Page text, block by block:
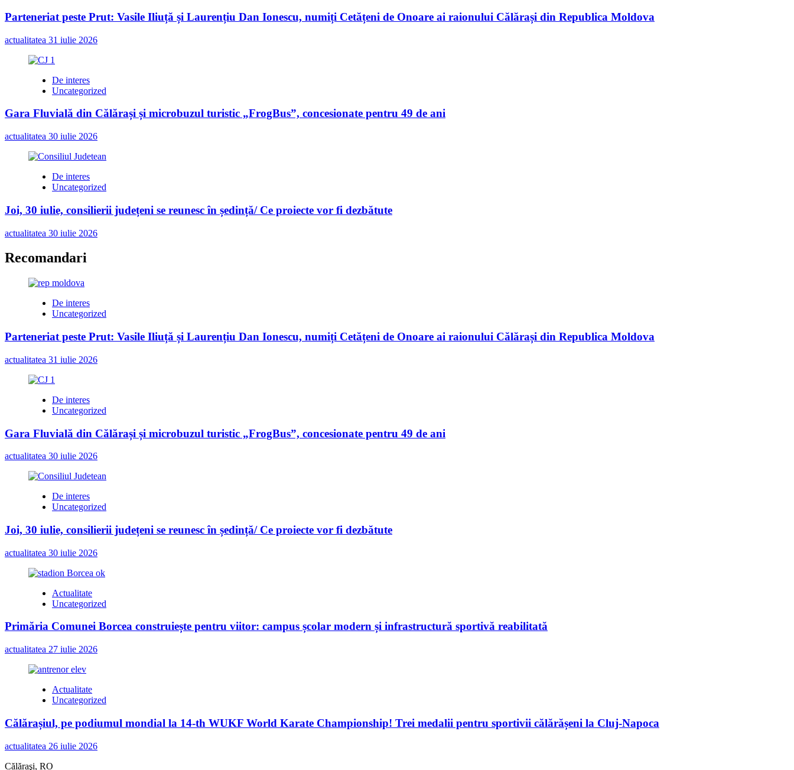
Parteneriat peste Prut: Vasile Iliuță și Laurențiu Dan Ionescu, numiți Cetățeni de Onoare ai raionului Călărași din Republica Moldova
actualitatea 31 iulie 2026
De interes
Uncategorized
Gara Fluvială din Călărași și microbuzul turistic „FrogBus”, concesionate pentru 49 de ani
actualitatea 30 iulie 2026
De interes
Uncategorized
Joi, 30 iulie, consilierii județeni se reunesc în ședință/ Ce proiecte vor fi dezbătute
actualitatea 30 iulie 2026
Recomandari
De interes
Uncategorized
Parteneriat peste Prut: Vasile Iliuță și Laurențiu Dan Ionescu, numiți Cetățeni de Onoare ai raionului Călărași din Republica Moldova
actualitatea 31 iulie 2026
De interes
Uncategorized
Gara Fluvială din Călărași și microbuzul turistic „FrogBus”, concesionate pentru 49 de ani
actualitatea 30 iulie 2026
De interes
Uncategorized
Joi, 30 iulie, consilierii județeni se reunesc în ședință/ Ce proiecte vor fi dezbătute
actualitatea 30 iulie 2026
Actualitate
Uncategorized
Primăria Comunei Borcea construiește pentru viitor: campus școlar modern și infrastructură sportivă reabilitată
actualitatea 27 iulie 2026
Actualitate
Uncategorized
Călărașiul, pe podiumul mondial la 14-th WUKF World Karate Championship! Trei medalii pentru sportivii călărășeni la Cluj-Napoca
actualitatea 26 iulie 2026
Călăraşi, RO